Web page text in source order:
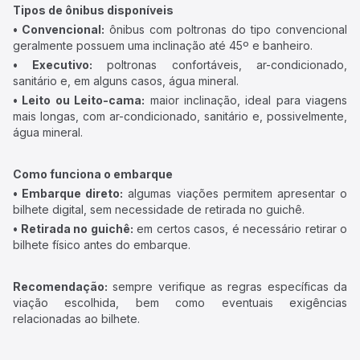
Tipos de ônibus disponíveis
• Convencional: ônibus com poltronas do tipo convencional
geralmente possuem uma inclinação até 45º e banheiro.
• Executivo: poltronas confortáveis, ar-condicionado,
sanitário e, em alguns casos, água mineral.
• Leito ou Leito-cama: maior inclinação, ideal para viagens
mais longas, com ar-condicionado, sanitário e, possivelmente,
água mineral.
Como funciona o embarque
• Embarque direto: algumas viações permitem apresentar o
bilhete digital, sem necessidade de retirada no guichê.
• Retirada no guichê: em certos casos, é necessário retirar o
bilhete físico antes do embarque.
Recomendação: sempre verifique as regras específicas da
viação escolhida, bem como eventuais exigências
relacionadas ao bilhete.